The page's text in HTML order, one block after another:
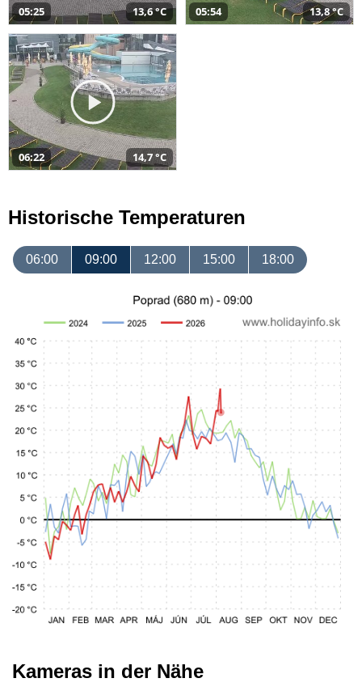
05:25 13,6 °C 05:54 13,8 °C
06:22 14,7 °C
Historische Temperaturen
06:00 09:00 12:00 15:00 18:00
Kameras in der Nähe